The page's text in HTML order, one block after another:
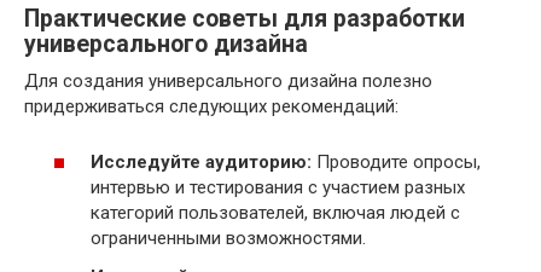
Практические советы для разработки
универсального дизайна
Для создания универсального дизайна полезно
придерживаться следующих рекомендаций:
Исследуйте аудиторию: Проводите опросы,
интервью и тестирования с участием разных
категорий пользователей, включая людей с
ограниченными возможностями.